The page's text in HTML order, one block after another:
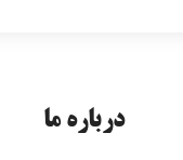
درباره ما